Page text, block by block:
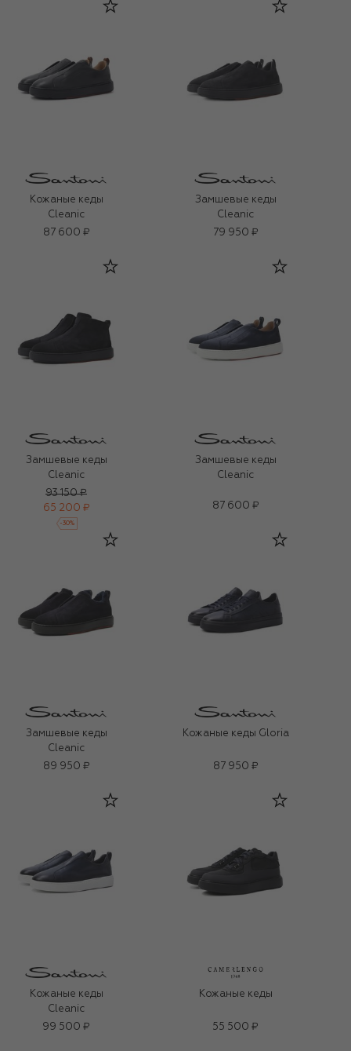
Кожаные кеды
Cleanic
87 600 ₽
Замшевые кеды
Cleanic
79 950 ₽
Замшевые кеды
Cleanic
93 150 ₽
65 200 ₽
-30%
Замшевые кеды
Cleanic
87 600 ₽
Замшевые кеды
Cleanic
89 950 ₽
Кожаные кеды Gloria
87 950 ₽
Кожаные кеды
Cleanic
99 500 ₽
Кожаные кеды
55 500 ₽